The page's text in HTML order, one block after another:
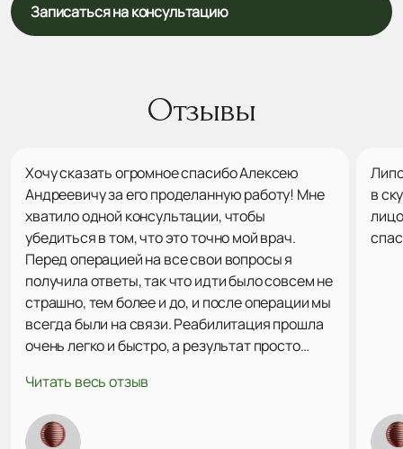
Записаться на консультацию
Отзывы
Хочу сказать огромное спасибо Алексею
Андреевичу за его проделанную работу! Мне
хватило одной консультации, чтобы
убедиться в том, что это точно мой врач.
Перед операцией на все свои вопросы я
получила ответы, так что идти было совсем не
страшно, тем более и до, и после операции мы
всегда были на связи. Реабилитация прошла
очень легко и быстро, а результат просто
все 100! Ни капли не пожалела, что выбрала
Алексея Андреевича, я очень довольна
результатом. Однозначно рекомендую
Читать весь отзыв
в